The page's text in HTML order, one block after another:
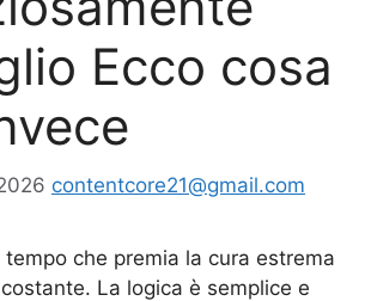
Ecco cosa
contentcore21@gmail.com
che premia la cura estrema
La logica è semplice e